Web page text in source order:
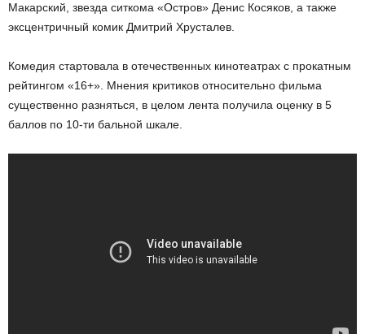
Макарский, звезда ситкома «Остров» Денис Косяков, а также
эксцентричный комик Дмитрий Хрусталев.
Комедия стартовала в отечественных кинотеатрах с прокатным
рейтингом «16+». Мнения критиков относительно фильма
существенно разняться, в целом лента получила оценку в 5
баллов по 10-ти бальной шкале.